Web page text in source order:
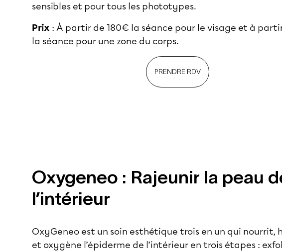
sensibles et pour tous les phototypes.
Prix : À partir de 180€ la séance pour le visage et à
la séance pour une zone du corps.
PRENDRE RDV
Oxygeneo : Rajeunir la peau
l’intérieur
OxyGeneo est un soin esthétique trois en un qui nourrit,
et oxygène l’épiderme de l’intérieur en trois étapes :